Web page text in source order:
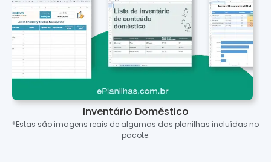
Inventário Doméstico
*Estas são imagens reais de algumas das planilhas incluídas no
pacote.